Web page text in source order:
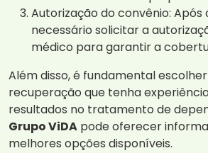
Autorização do convênio: Após
necessário solicitar a
médico para garantir a
Além disso, é fundamental
recuperação que tenha
resultados no tratamento de
Grupo ViDA pode oferecer
melhores opções disponíveis.